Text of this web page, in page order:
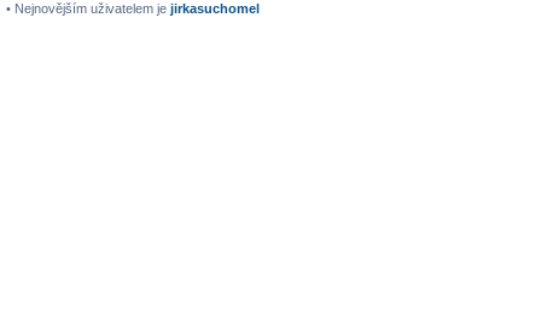
• Nejnovějším uživatelem je jirkasuchomel